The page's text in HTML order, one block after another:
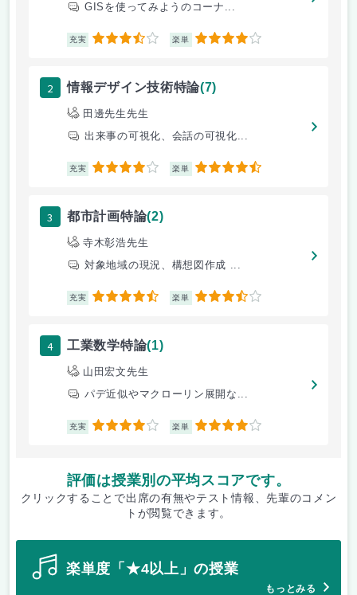
GISを使ってみようのコーナ...
充実 3.5 楽単 4
2 情報デザイン技術特論(7)
田邊先生先生
出来事の可視化、会話の可視化...
充実 4 楽単 4.5
3 都市計画特論(2)
寺木彰浩先生
対象地域の現況、構想図作成 ...
充実 4.5 楽単 3.5
4 工業数学特論(1)
山田宏文先生
パデ近似やマクローリン展開な...
充実 4 楽単 4
評価は授業別の平均スコアです。
クリックすることで出席の有無やテスト情報、先輩のコメン
トが閲覧できます。
楽単度「★4以上」の授業
もっとみる